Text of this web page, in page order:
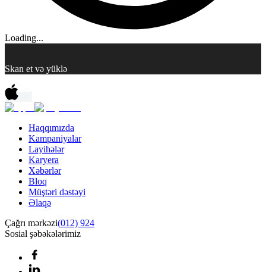
Loading...
Skan et və yüklə
Haqqımızda
Kampaniyalar
Layihələr
Karyera
Xəbərlər
Bloq
Müştəri dəstəyi
Əlaqə
Çağrı mərkəzi(012) 924
Sosial şəbəkələrimiz